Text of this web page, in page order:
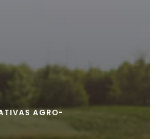
AGRO-